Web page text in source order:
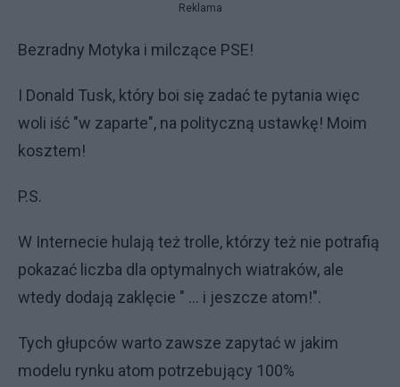
Reklama
Bezradny Motyka i milczące PSE!
I Donald Tusk, który boi się zadać te pytania więc
woli iść "w zaparte", na polityczną ustawkę! Moim
kosztem!
P.S.
W Internecie hulają też trolle, którzy też nie potrafią
pokazać liczba dla optymalnych wiatraków, ale
wtedy dodają zaklęcie " ... i jeszcze atom!".
Tych głupców warto zawsze zapytać w jakim
modelu rynku atom potrzebujący 100%